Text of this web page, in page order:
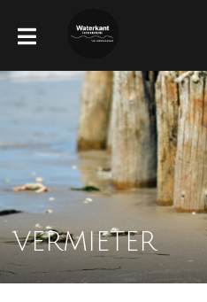
VERMIETER